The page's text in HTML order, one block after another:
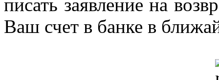
писать заявление на
Ваш счет в банке в